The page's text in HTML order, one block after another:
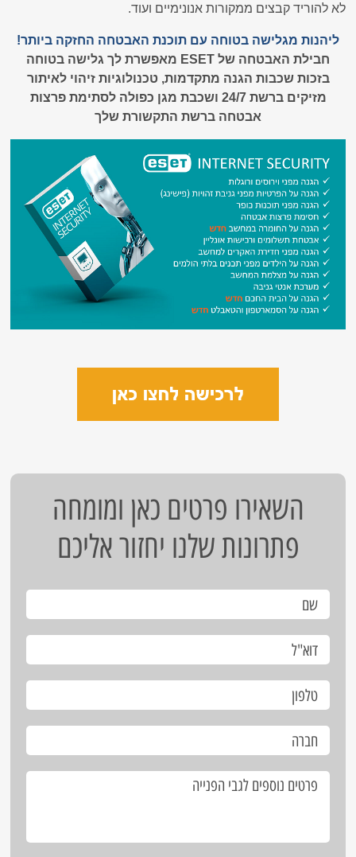
לא להוריד קבצים ממקורות אנונימיים ועוד.
ליהנות מגלישה בטוחה עם תוכנת האבטחה החזקה ביותר!
חבילת האבטחה של ESET מאפשרת לך גלישה בטוחה
בזכות שכבות הגנה מתקדמות, טכנולוגיות זיהוי לאיתור
מזיקים ברשת 24/7 ושכבת מגן כפולה לסתימת פרצות
אבטחה ברשת התקשורת שלך
השאירו פרטים כאן ומומחה
פתרונות שלנו יחזור אליכם